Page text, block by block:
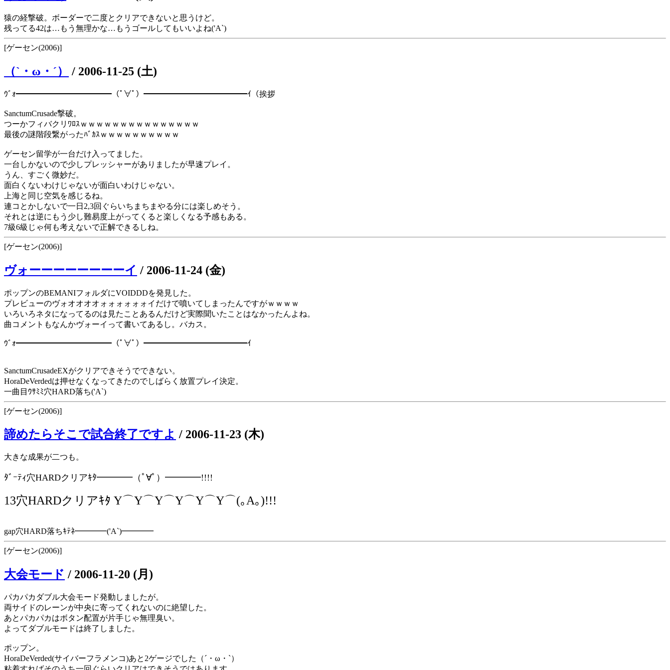
猿の経撃破。ボーダーで二度とクリアできないと思うけど。
残ってる42は…もう無理かな…もうゴールしてもいいよね('A`)
[ゲーセン(2006)]
（`・ω・´） / 2006-11-25 (土)
ｳﾞｫ━━━━━━━━━━━━（ﾟ∀ﾟ）━━━━━━━━━━━━━ｲ（挨拶
SanctumCrusade撃破。
つーかフィバクリﾜﾛｽｗｗｗｗｗｗｗｗｗｗｗｗｗｗｗ
最後の謎階段繋がったﾊﾞｶｽｗｗｗｗｗｗｗｗｗｗ
ゲーセン留学が一台だけ入ってました。
一台しかないので少しプレッシャーがありましたが早速プレイ。
うん、すごく微妙だ。
面白くないわけじゃないが面白いわけじゃない。
上海と同じ空気を感じるね。
連コとかしないで一日2,3回ぐらいちまちまやる分には楽しめそう。
それとは逆にもう少し難易度上がってくると楽しくなる予感もある。
7級6級じゃ何も考えないで正解できるしね。
[ゲーセン(2006)]
ヴォーーーーーーーーイ / 2006-11-24 (金)
ポップンのBEMANIフォルダにVOIDDDを発見した。
プレビューのヴォオオオオォォォォォォイだけで噴いてしまったんですがｗｗｗｗ
いろいろネタになってるのは見たことあるんだけど実際聞いたことはなかったんよね。
曲コメントもなんかヴォーイって書いてあるし。バカス。
ｳﾞｫ━━━━━━━━━━━━（ﾟ∀ﾟ）━━━━━━━━━━━━━ｲ
SanctumCrusadeEXがクリアできそうでできない。
HoraDeVerdedは押せなくなってきたのでしばらく放置プレイ決定。
一曲目ｳｻﾐﾐ穴HARD落ち('A`)
[ゲーセン(2006)]
諦めたらそこで試合終了ですよ / 2006-11-23 (木)
大きな成果が二つも。
ﾀﾞｰﾃｨ穴HARDクリアｷﾀ━━━━（ﾟ∀ﾟ）━━━━!!!!
13穴HARDクリアｷﾀ Y⌒Y⌒Y⌒Y⌒Y⌒Y⌒(｡A｡)!!!
gap穴HARD落ちｷﾃﾈ━━━━('A`)━━━━
[ゲーセン(2006)]
大会モード / 2006-11-20 (月)
パカパカダブル大会モード発動しましたが。
両サイドのレーンが中央に寄ってくれないのに絶望した。
あとパカパカはボタン配置が片手じゃ無理臭い。
よってダブルモードは終了しました。
ポップン。
HoraDeVerded(サイバーフラメンコ)あと2ゲージでした（´・ω・`）